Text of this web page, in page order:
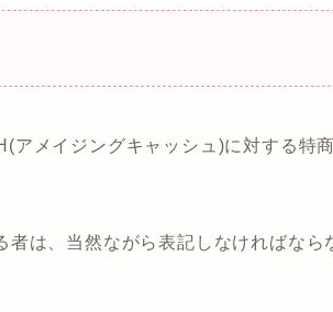
アメイジングキャッシュ)に対する特
者は、当然ながら表記しなければなら